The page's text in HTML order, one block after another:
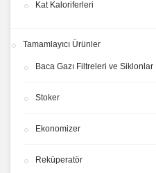
Kat Kaloriferleri
Tamamlayıcı Ürünler
Baca Gazı Filtreleri ve Siklonlar
Stoker
Ekonomizer
Reküperatör